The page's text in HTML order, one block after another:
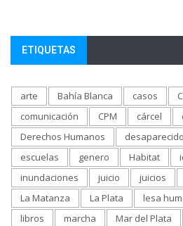
ETIQUETAS
arte Bahía Blanca casos
comunicación
CPM cárcel
Derechos Humanos
escuelas
genero Habitat
inundaciones
juicio juicios
La Matanza
La Plata lesa
libros
marcha Mar del Plata